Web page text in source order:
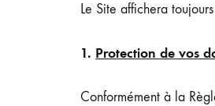
Le Site affichera
1. Protection de vos
Conformément à la